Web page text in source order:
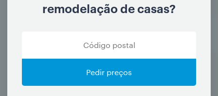
remodelação de casas?
Pedir preços